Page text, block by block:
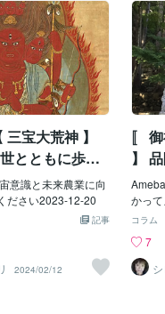
宝大荒神 】
とともに歩め
意識と未来農業に向
ださい2023-12-20
記事
2024/02/12
〚
】
る』
かっ
コラム
7